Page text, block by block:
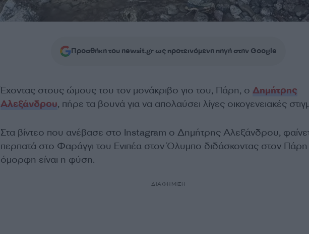
Προσθήκη του newsit.gr ως προτεινόμενη πηγή στην Google
Έχοντας στους ώμους του τον μονάκριβο γιο του, Πάρη, ο Δημήτρης
Αλεξάνδρου, πήρε τα βουνά για να απολαύσει λίγες οικογενειακές
Στα βίντεο που ανέβασε στο Ιnstagram o Δημήτρης Αλεξάνδρου,
περπατά στο Φαράγγι του Ενιπέα στον Όλυμπο διδάσκοντας στον
όμορφη είναι η φύση.
ΔΙΑΦΗΜΙΣΗ